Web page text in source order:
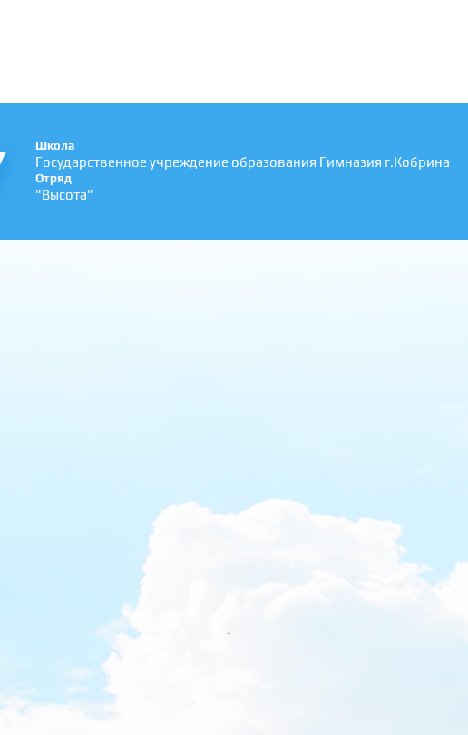
Школа
Государственное учреждение образования Гимназия г.Кобрина
Отряд
"Высота"